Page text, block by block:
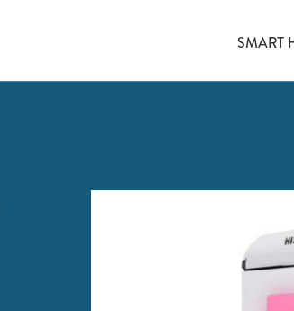
SMART